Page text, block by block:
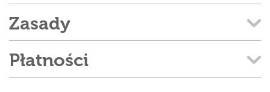
Zasady
Płatności